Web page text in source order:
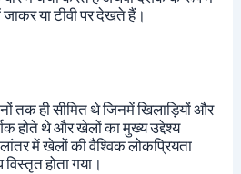
या टीवी पर देखते हैं।
तक ही सीमित थे जिनमें खिलाड़ियों और
होते थे और खेलों का मुख्य उद्देश्य
में खेलों की वैश्विक लोकप्रियता
होता गया।